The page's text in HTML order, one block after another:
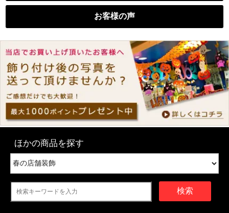
お客様の声
ほかの商品を探す
検索